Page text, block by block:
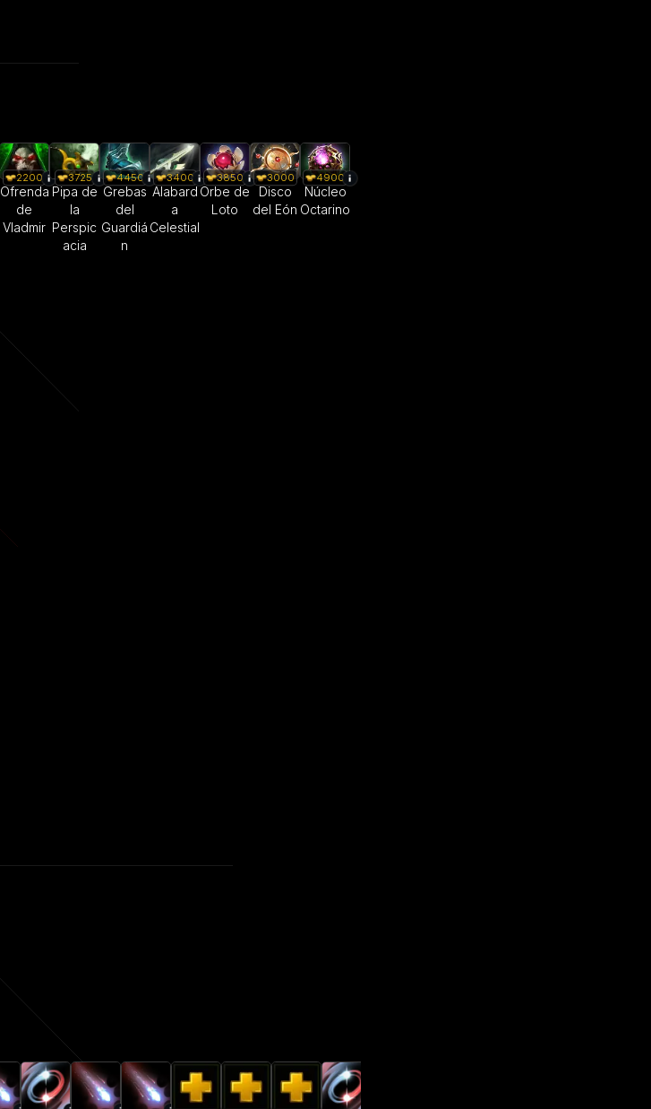
2200
Ofrenda
de
Vladmir
3725
Pipa de
la
Perspic
acia
4450
Grebas
del
Guardiá
n
3400
Alabard
a
Celestial
3850
Orbe de
Loto
3000
Disco
del Eón
4900
Núcleo
Octarino